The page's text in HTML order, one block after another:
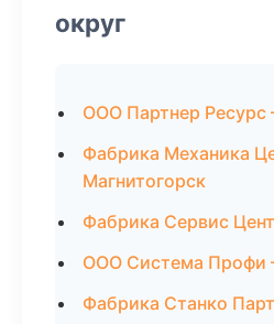
округ
ООО Партнер Ресурс
Фабрика Механика
Магнитогорск
Фабрика Сервис
ООО Система Профи
Фабрика Станко